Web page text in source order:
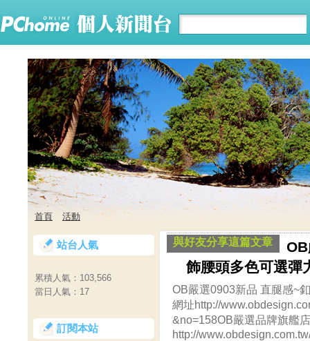
首頁 活動
與好友分享這篇文章
飾腰頭多色可選彈
OB嚴選0903新品 直腿感~
網址http://
&no=158OB嚴選品牌旗艦
http://
站台人氣
累積人氣： 103,566
當日人氣： 17
訂閱本站